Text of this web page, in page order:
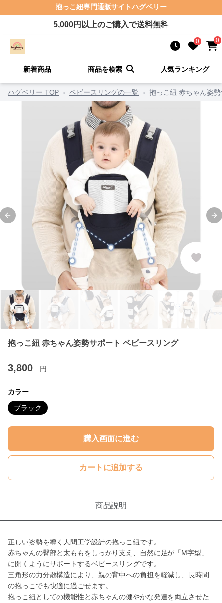
抱っこ紐専門通販サイトハグベリー
5,000円以上のご購入で送料無料
0 0
新着商品 商品を検索 人気ランキング
ハグベリー TOP › ベビースリングの一覧 › 抱っこ紐 赤ちゃん姿
Previous slide
抱っこ紐 赤ちゃん姿勢サポート ベビースリング
3,800 円
カラー
ブラック
購入画面に進む
カートに追加する
商品説明
正しい姿勢を導く人間工学設計の抱っこ紐です。
赤ちゃんの臀部と太ももをしっかり支え、自然に足が「M字型」
に開くようにサポートするベビースリングです。
三角形の力分散構造により、親の背中への負担を軽減し、長時間
の抱っこでも快適に過ごせます。
抱っこ紐としての機能性と赤ちゃんの健やかな発達を両立させた